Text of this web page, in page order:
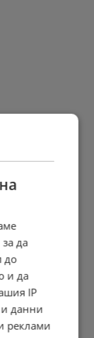
си индустрия
да
до
и да
IP
данни
реклами